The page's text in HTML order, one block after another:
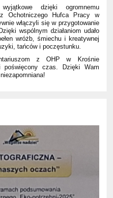
dzięki ogromnemu
z Ochotniczego Hufca Pracy w
włączyli się w przygotowanie
wspólnym działaniom udało
wróżb, śmiechu i kreatywnej
tańców i poczęstunku.
z OHP w Krośnie
czas. Dzięki Wam